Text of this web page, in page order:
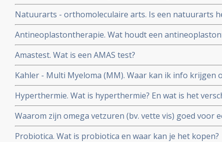
Natuurarts - orthomoleculaire arts. Is een natuurarts
orthomoleculaire arts?
Antineoplastontherapie. Wat houdt een
gebruikt?
Amastest. Wat is een AMAS test?
Kahler - Multi Myeloma (MM). Waar kan ik info krijgen
Myeloma?
Hyperthermie. Wat is hyperthermie? En wat is het
vormen van hyperthermie?
Waarom zijn omega vetzuren (bv. vette vis) goed voor
kankerpatiënten?
Probiotica. Wat is probiotica en waar kan je het kopen?